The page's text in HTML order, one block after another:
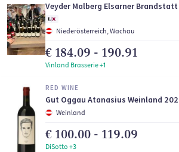
Veyder Malberg Elsarner
Niederösterreich, Wachau
€ 184.09 - 190.91
Vinland Brasserie +1
RED WINE
Gut Oggau Atanasius Weinland
Weinland
€ 100.00 - 119.09
DiSotto +3